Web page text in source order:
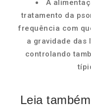
A
tratamento da
frequência com
a gravidade das
controlando
Leia também